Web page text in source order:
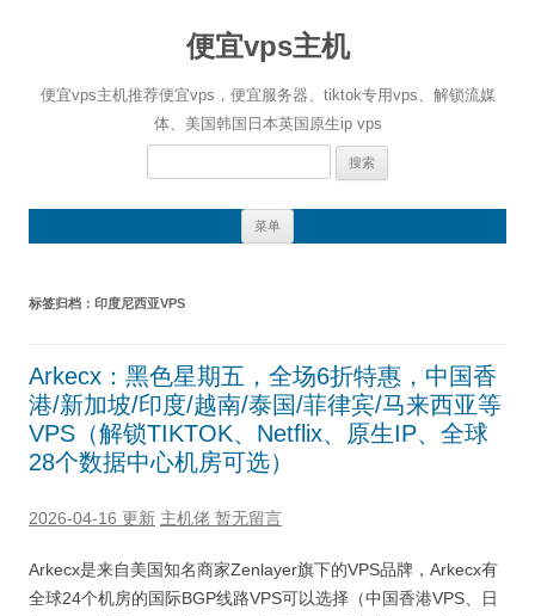
便宜vps主机
便宜vps主机推荐便宜vps，便宜服务器、tiktok专用vps、解锁流媒
体、美国韩国日本英国原生ip vps
搜
菜单
标签归档： 印度尼西亚VPS
Arkecx：黑色星期五，全场6折特惠，中国香
港/新加坡/印度/越南/泰国/菲律宾/马来西亚等
VPS（解锁TIKTOK、Netflix、原生IP、全球
28个数据中心机房可选）
2026-04-16 更新 主机佬 暂无留言
Arkecx是来自美国知名商家Zenlayer旗下的VPS品牌，Arkecx有
全球24个机房的国际BGP线路VPS可以选择（中国香港VPS、日